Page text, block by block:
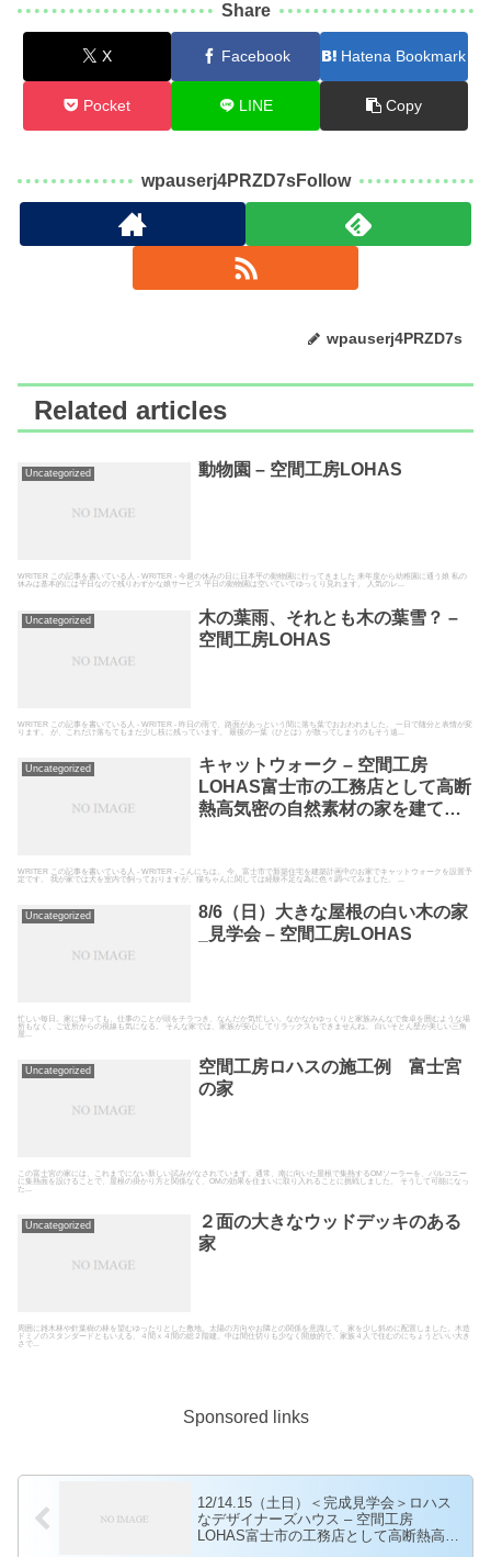
Share
X Facebook Hatena Bookmark
Pocket LINE Copy
wpauserj4PRZD7sFollow
wpauserj4PRZD7s
Related articles
Uncategorized 動物園 – 空間工房LOHAS
WRITER この記事を書いている人 - WRITER - 今週の休みの日に日本平の動物園に行ってきました 来年度から幼稚園に通う娘 私の
休みは基本的には平日なので残りわずかな娘サービス 平日の動物園は空いていてゆっくり見れます。 人気のレ...
Uncategorized
木の葉雨、それとも木の葉雪？ –
空間工房LOHAS
WRITER この記事を書いている人 - WRITER - 昨日の雨で、路面があっという間に落ち葉でおおわれました。 一日で随分と表情が変
ります。 が、これだけ落ちてもまだ少し枝に残っています。 最後の一葉（ひとは）が散ってしまうのもそう遠...
Uncategorized
キャットウォーク – 空間工房
LOHAS富士市の工務店として高断
熱高気密の自然素材の家を建てて
WRITER この記事を書いている人 - WRITER - こんにちは。 今、富士市で新築住宅を建築計画中のお家でキャットウォークを設置予
定です。 我が家では犬を室内で飼っておりますが、猫ちゃんに関しては経験不足な為に色々調べてみました。 ...
Uncategorized
8/6（日）大きな屋根の白い木の家
_見学会 – 空間工房LOHAS
忙しい毎日。家に帰っても、仕事のことが頭をチラつき、なんだか気忙しい。なかなかゆっくりと家族みんなで食卓を囲むような場
所もなく、ご近所からの視線も気になる。 そんな家では、家族が安心してリラックスもできませんね。 白いそとん壁が美しい三角
屋...
Uncategorized
空間工房ロハスの施工例 富士宮
の家
この富士宮の家には、これまでにない新しい試みがなされています。通常、南に向いた屋根で集熱するOMソーラーを、バルコニー
に集熱面を設けることで、屋根の掛かり方と関係なく、OMの効果を住まいに取り入れることに挑戦しました。 そうして可能になっ
た...
Uncategorized
２面の大きなウッドデッキのある
家
周囲に雑木林や針葉樹の林を望むゆったりとした敷地。太陽の方向やお隣との関係を意識して、家を少し斜めに配置しました。木造
ドミノのスタンダードともいえる、４間ｘ４間の総２階建。中は間仕切りも少なく開放的で、家族４人で住むのにちょうどいい大き
さで...
Sponsored links
12/14.15（土日）＜完成見学会＞ロハス
なデザイナーズハウス – 空間工房
LOHAS富士市の工務店として高断熱高気